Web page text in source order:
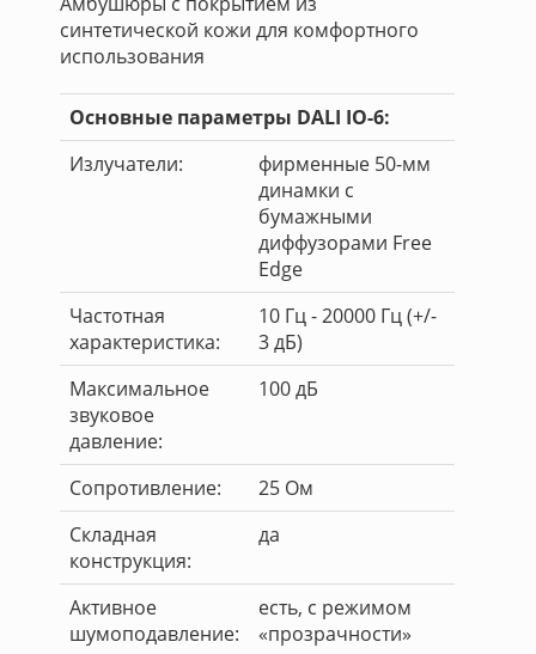
синтетической кожи для комфортного
использования
Основные параметры DALI IO-6:
Излучатели:
фирменные 50-мм
динамки с
бумажными
диффузорами Free
Edge
Частотная
характеристика:
10 Гц - 20000 Гц (+/-
3 дБ)
Максимальное
звуковое
давление:
100 дБ
Сопротивление:
25 Ом
Складная
конструкция:
да
Активное
шумоподавление:
есть, с режимом
«прозрачности»